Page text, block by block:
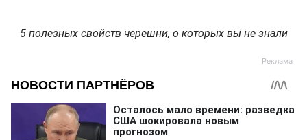
5 полезных свойств черешни, о которых вы не знали